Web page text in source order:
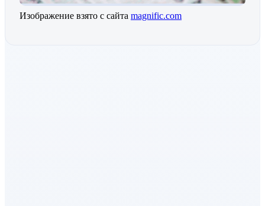
Изображение взято с сайта magnific.com